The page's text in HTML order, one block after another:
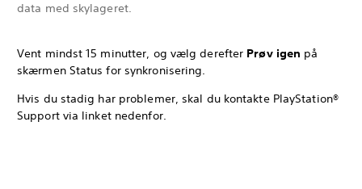
data med skylageret.
Vent mindst 15 minutter, og vælg derefter Prøv igen på
skærmen Status for synkronisering.
Hvis du stadig har problemer, skal du kontakte PlayStation®
Support via linket nedenfor.